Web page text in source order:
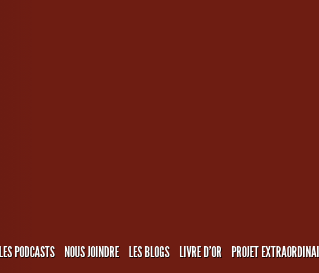
LES PODCASTS NOUS JOINDRE LES BLOGS LIVRE D’OR PROJET